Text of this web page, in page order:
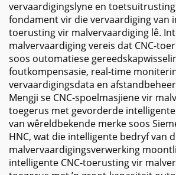
vervaardigingslyne en
fondament vir die vervaardiging van
toerusting vir malvervaardiging lê.
malvervaardiging vereis dat CNC-
soos outomatiese
foutkompensasie, real-time
vervaardigingsdata en
Mengji se CNC-spoelmasjiene vir
toegerus met gevorderde
van wêreldbekende merke soos
HNC, wat die intelligente bedryf van
malvervaardigingsverwerking
intelligente CNC-toerusting vir